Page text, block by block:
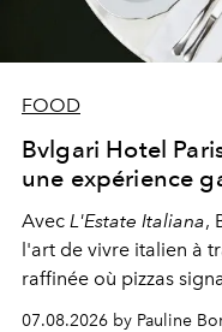
FOOD
Bvlgari Hotel
une expérience
Avec L'Estate Italiana,
l'art de vivre italien à
raffinée où pizzas
07.08.2026 by Pauline